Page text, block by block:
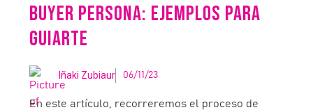
BUYER PERSONA: EJEMPLOS PARA
GUIARTE
Iñaki Zubiaur 06/11/23
En este artículo, recorreremos el proceso de